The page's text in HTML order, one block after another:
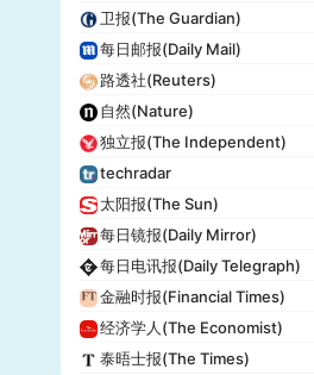
卫报(The Guardian)
每日邮报(Daily Mail)
路透社(Reuters)
自然(Nature)
独立报(The Independent)
techradar
太阳报(The Sun)
每日镜报(Daily Mirror)
每日电讯报(Daily Telegraph)
金融时报(Financial Times)
经济学人(The Economist)
泰晤士报(The Times)